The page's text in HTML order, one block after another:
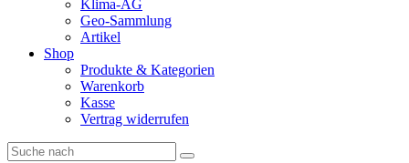
Klima-AG
Geo-Sammlung
Artikel
Shop
Produkte & Kategorien
Warenkorb
Kasse
Vertrag widerrufen